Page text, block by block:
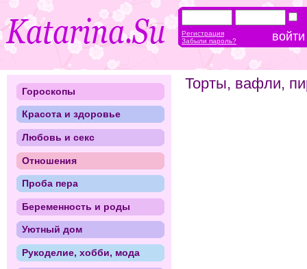
Торты, вафли,
Гороскопы
Красота и здоровье
Любовь и секс
Отношения
Проба пера
Беременность и роды
Уютный дом
Рукоделие, хобби, мода
Регистрация
Забыли пароль?